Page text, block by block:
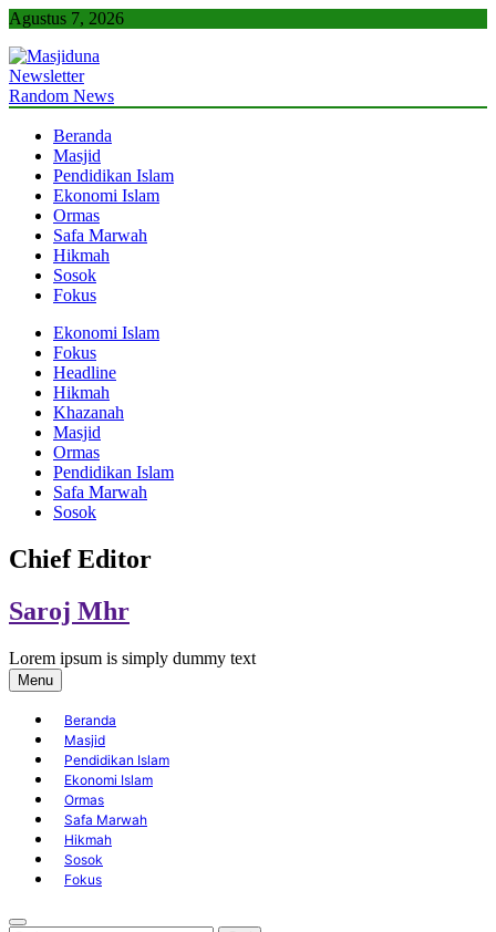
Skip
content
Agustus 7, 2026
Masjiduna
Referensi Berita Islam Indonesia
Newsletter
Random News
Beranda
Masjid
Pendidikan Islam
Ekonomi Islam
Ormas
Safa Marwah
Hikmah
Sosok
Fokus
Ekonomi Islam
Fokus
Headline
Hikmah
Khazanah
Masjid
Ormas
Pendidikan Islam
Safa Marwah
Sosok
Chief Editor
Saroj Mhr
Lorem ipsum is simply dummy text
Menu
Beranda
Masjid
Pendidikan Islam
Ekonomi Islam
Ormas
Safa Marwah
Hikmah
Sosok
Fokus